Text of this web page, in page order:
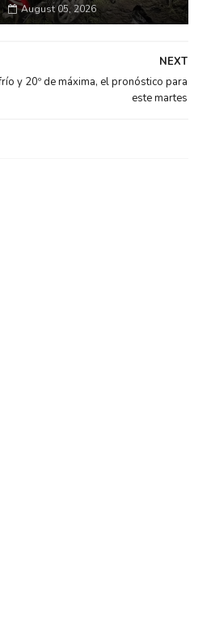
August 05, 2026
NEXT
y 20º de máxima, el pronóstico para
este martes